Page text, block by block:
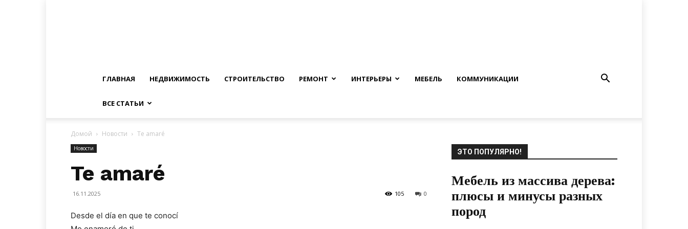
ГЛАВНАЯ НЕДВИЖИМОСТЬ СТРОИТЕЛЬСТВО РЕМОНТ ИНТЕРЬЕРЫ МЕБЕЛЬ КОММУНИКАЦИИ
ВСЕ СТАТЬИ
Домой Новости Te amaré
Новости
Te amaré
16.11.2025 0
105
Desde el día en que te conocí
ЭТО ПОПУЛЯРНО!
Мебель из массива дерева:
плюсы и минусы разных
пород
30.05.2021